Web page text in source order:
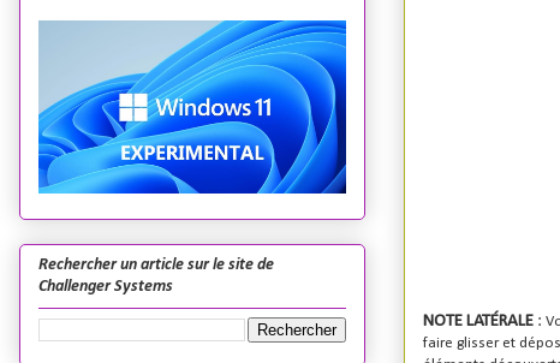
NOTE LATÉRALE :
faire glisser et
Rechercher un article sur le site de
Challenger Systems